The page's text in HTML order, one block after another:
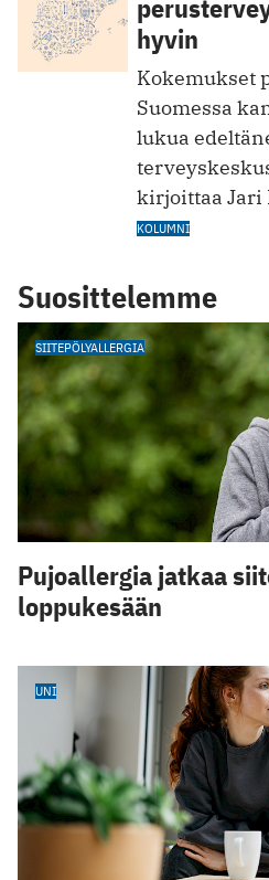
hyvin
Kokemukset
Suomessa
lukua
kirjoittaa Jari
KOLUMNI
Suosittelemme
SIITEPÖLYALLERGIA
Pujoallergia jatkaa
loppukesään
UNI